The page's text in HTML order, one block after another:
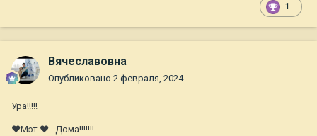
1
Вячеславовна
Опубликовано 2 февраля, 2024
Ура!!!!!
❤Мэт ❤ Дома!!!!!!!